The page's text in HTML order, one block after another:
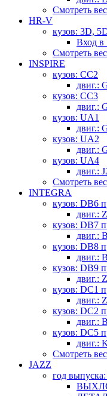
Смотреть
HR-V
кузов: 3D,
Вход в
Смотреть
INSPIRE
кузов: CC2
двиг.:
кузов: CC3
двиг.:
кузов: UA1
двиг.:
кузов: UA2
двиг.:
кузов: UA4
двиг.:
Смотреть
INTEGRA
кузов: DB6
двиг.:
кузов: DB7
двиг.:
кузов: DB8
двиг.:
кузов: DB9
двиг.:
кузов: DC1
двиг.:
кузов: DC2
двиг.:
кузов: DC5
двиг.:
Смотреть
JAZZ
год